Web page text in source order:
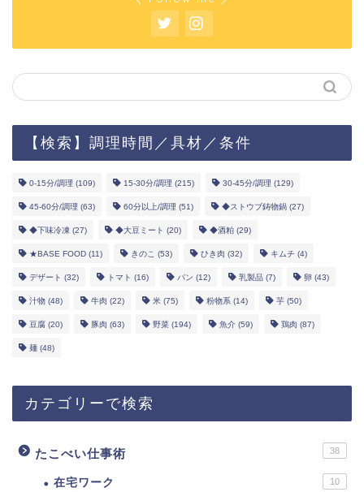
【検索】調理時間／具材／条件
0-15分/調理 (109) 15-30分/調理 (215) 30-45分/調理 (129)
45-60分/調理 (63) 60分以上/調理 (51) ◆ストウブ鋳物鍋 (27)
◆下味冷凍 (27) ◆大豆ミート (20) ◆酒粕 (29)
★BASE FOOD (11) きのこ (53) ひき肉 (32) キムチ (4)
デザート (32) トマト (16) パン (12) 乳製品 (7) 卵 (43)
汁物 (48) 牛肉 (22) 米 (75) 粉物系 (14) 芋 (50)
豆腐 (20) 豚肉 (63) 野菜 (194) 魚介 (59) 鶏肉 (87)
麺 (48)
カテゴリーで検索
たこべい仕事術 38
在宅ワーク 10